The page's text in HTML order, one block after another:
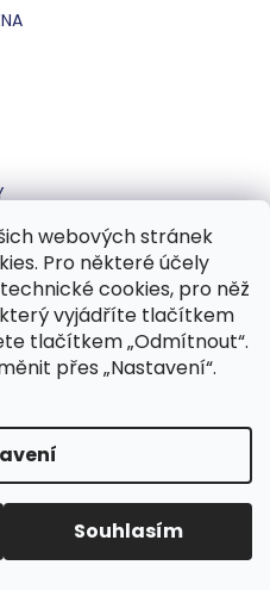
webových stránek
Pro některé účely
cookies, pro něž
který vyjádříte tlačítkem
tlačítkem „Odmítnout“.
přes „Nastavení“.
Souhlasím